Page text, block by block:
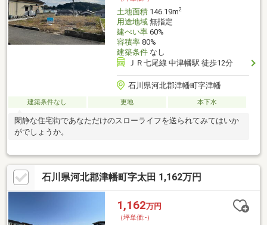
土地面積146.19m2
用途地域無指定
建ぺい率60%
容積率80%
建築条件なし
ＪＲ七尾線 中津幡駅 徒歩12分
石川県河北郡津幡町字津幡
建築条件なし 更地 本下水
閑静な住宅街であなただけのスローライフを送られてみてはいか
がでしょうか。
石川県河北郡津幡町字太田 1,162万円
1,162万円
（坪単価:-）